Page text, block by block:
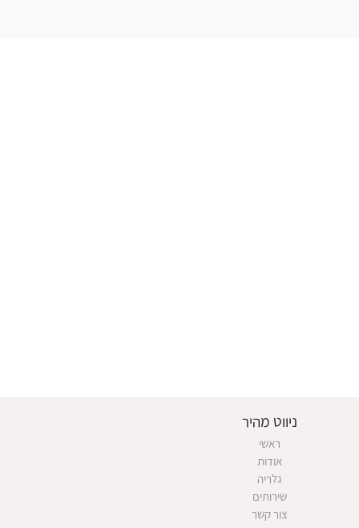
ניווט מהיר
ראשי
אודות
גלריה
שירותים
צור קשר